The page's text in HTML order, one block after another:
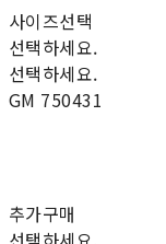
사이즈선택
선택하세요.
선택하세요.
GM 750431
추가구매